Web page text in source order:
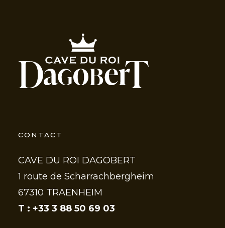
CONTACT
CAVE DU ROI DAGOBERT
1 route de Scharrachbergheim
67310 TRAENHEIM
T : +33 3 88 50 69 03